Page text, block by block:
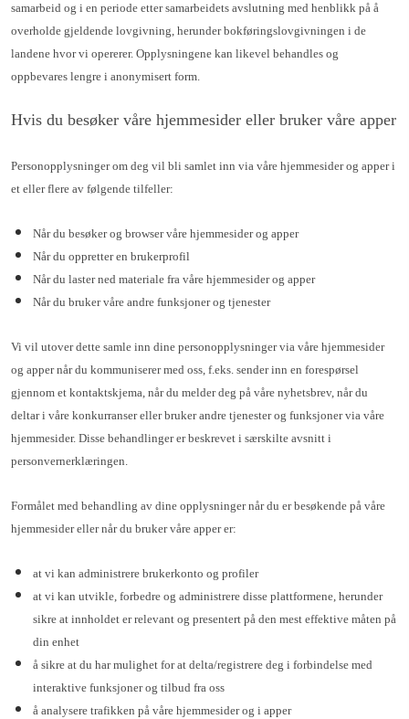
samarbeid og i en periode etter samarbeidets avslutning med henblikk på å
overholde gjeldende lovgivning, herunder bokføringslovgivningen i de
landene hvor vi opererer. Opplysningene kan likevel behandles og
oppbevares lengre i anonymisert form.
Hvis du besøker våre hjemmesider eller bruker våre apper
Personopplysninger om deg vil bli samlet inn via våre hjemmesider og apper i
et eller flere av følgende tilfeller:
Når du besøker og browser våre hjemmesider og apper
Når du oppretter en brukerprofil
Når du laster ned materiale fra våre hjemmesider og apper
Når du bruker våre andre funksjoner og tjenester
Vi vil utover dette samle inn dine personopplysninger via våre hjemmesider
og apper når du kommuniserer med oss, f.eks. sender inn en forespørsel
gjennom et kontaktskjema, når du melder deg på våre nyhetsbrev, når du
deltar i våre konkurranser eller bruker andre tjenester og funksjoner via våre
hjemmesider. Disse behandlinger er beskrevet i særskilte avsnitt i
personvernerklæringen.
Formålet med behandling av dine opplysninger når du er besøkende på våre
hjemmesider eller når du bruker våre apper er:
at vi kan administrere brukerkonto og profiler
at vi kan utvikle, forbedre og administrere disse plattformene, herunder
sikre at innholdet er relevant og presentert på den mest effektive måten på
din enhet
å sikre at du har mulighet for at delta/registrere deg i forbindelse med
interaktive funksjoner og tilbud fra oss
å analysere trafikken på våre hjemmesider og i apper